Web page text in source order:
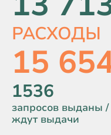
РАСХОДЫ
15
1536
запросов выданы /
ждут выдачи